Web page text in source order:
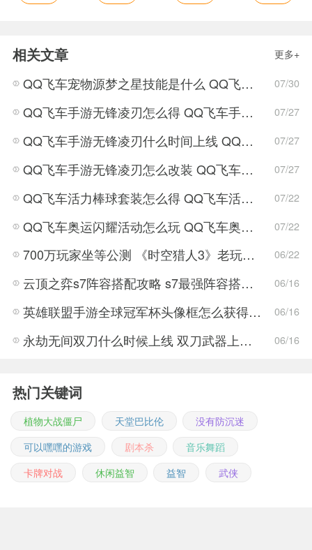
相关文章 更多+
QQ飞车宠物源梦之星技能是什么 QQ飞车宠物源梦之星技能介绍 07/30
QQ飞车手游无锋凌刃怎么得 QQ飞车手游无锋凌刃获得方法 07/27
QQ飞车手游无锋凌刃什么时间上线 QQ飞车手游无锋凌刃上线时间 07/27
QQ飞车手游无锋凌刃怎么改装 QQ飞车手游无锋凌刃改装技巧 07/27
QQ飞车活力棒球套装怎么得 QQ飞车活力棒球套装获取攻略 07/22
QQ飞车奥运闪耀活动怎么玩 QQ飞车奥运闪耀活动介绍 07/22
700万玩家坐等公测 《时空猎人3》老玩家加速回归! 06/22
云顶之弈s7阵容搭配攻略 s7最强阵容搭配组成大全最新 06/16
英雄联盟手游全球冠军杯头像框怎么获得 LOL手游2022全球冠军杯头像框领取活动 06/16
永劫无间双刀什么时候上线 双刀武器上线时间说明与分享 06/16
热门关键词
植物大战僵尸 天堂巴比伦
没有防沉迷
可以嘿嘿的游戏
剧本杀
音乐舞蹈
卡牌对战
休闲益智 益智 武侠